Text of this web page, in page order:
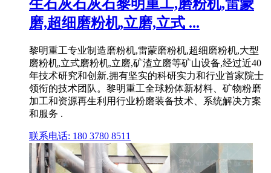
生石灰石灰石黎明重工,磨粉机,雷蒙
磨,超细磨粉机,立磨,立式 ...
黎明重工专业制造磨粉机,雷蒙磨粉机,超细磨粉机,大型
磨粉机,立式磨粉机,立磨,矿渣立磨等矿山设备,经过近40
年技术研究和创新,拥有坚实的科研实力和行业首家院士
领衔的技术团队。黎明重工全球粉体新材料、矿物粉磨
加工和资源再生利用行业粉磨装备技术、系统解决方案
和服务 .
联系电话: 180 3780 8511